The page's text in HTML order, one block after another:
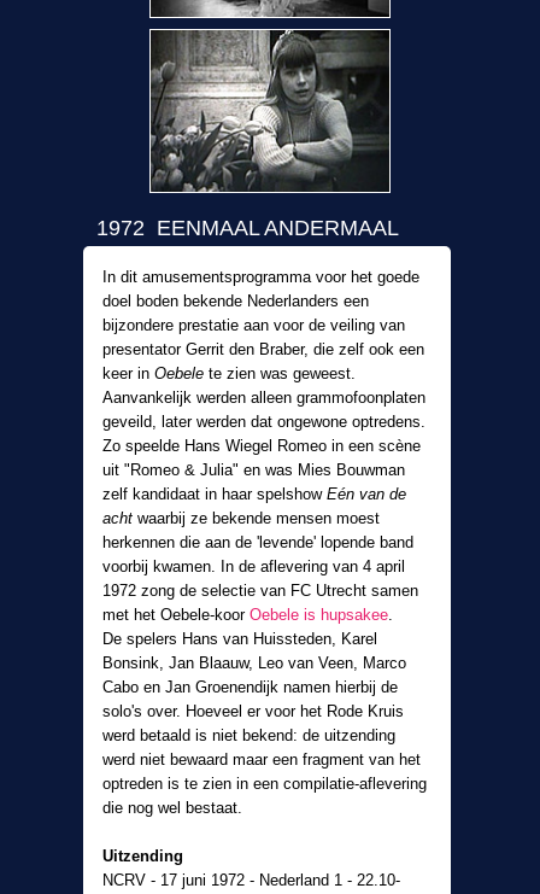
1972 EENMAAL ANDERMAAL
In dit amusementsprogramma voor het goede
doel boden bekende Nederlanders een
bijzondere prestatie aan voor de veiling van
presentator Gerrit den Braber, die zelf ook een
keer in Oebele te zien was geweest.
Aanvankelijk werden alleen grammofoonplaten
geveild, later werden dat ongewone optredens.
Zo speelde Hans Wiegel Romeo in een scène
uit "Romeo & Julia" en was Mies Bouwman
zelf kandidaat in haar spelshow Eén van de
acht waarbij ze bekende mensen moest
herkennen die aan de 'levende' lopende band
voorbij kwamen. In de aflevering van 4 april
1972 zong de selectie van FC Utrecht samen
met het Oebele-koor Oebele is hupsakee.
De spelers Hans van Huissteden, Karel
Bonsink, Jan Blaauw, Leo van Veen, Marco
Cabo en Jan Groenendijk namen hierbij de
solo's over. Hoeveel er voor het Rode Kruis
werd betaald is niet bekend: de uitzending
werd niet bewaard maar een fragment van het
optreden is te zien in een compilatie-aflevering
die nog wel bestaat.
Uitzending
NCRV - 17 juni 1972 - Nederland 1 - 22.10-